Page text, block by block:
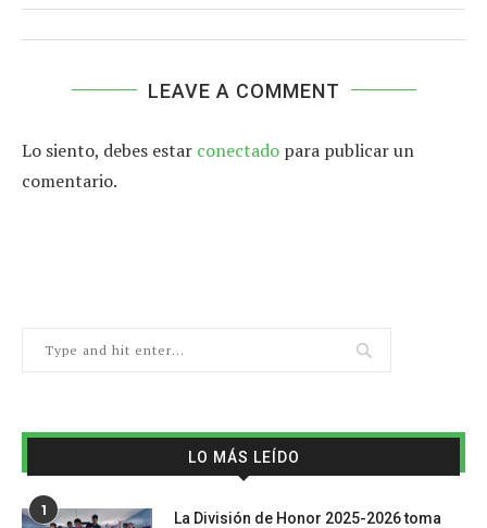
LEAVE A COMMENT
Lo siento, debes estar conectado para publicar un
comentario.
LO MÁS LEÍDO
1
La División de Honor 2025-2026 toma